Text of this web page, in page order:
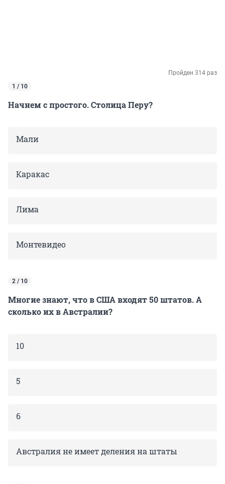
Пройден 314 раз
1 / 10
Начнем с простого. Столица Перу?
Мали
Каракас
Лима
Монтевидео
2 / 10
Многие знают, что в США входят 50 штатов. А
сколько их в Австралии?
10
5
6
Австралия не имеет деления на штаты